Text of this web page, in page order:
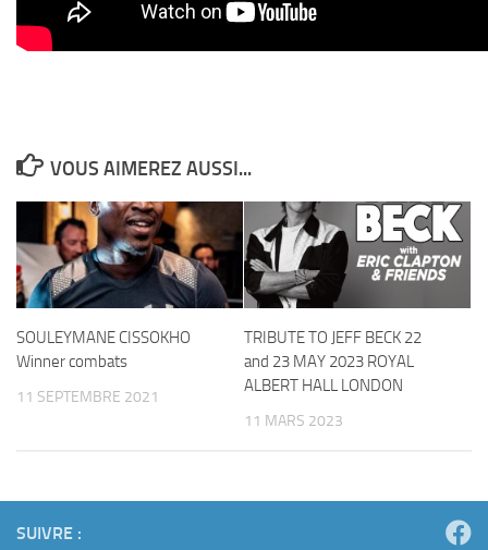
VOUS AIMEREZ AUSSI...
SOULEYMANE CISSOKHO
Winner combats
11 SEPTEMBRE 2021
TRIBUTE TO JEFF BECK 22
and 23 MAY 2023 ROYAL
ALBERT HALL LONDON
11 MARS 2023
SUIVRE :